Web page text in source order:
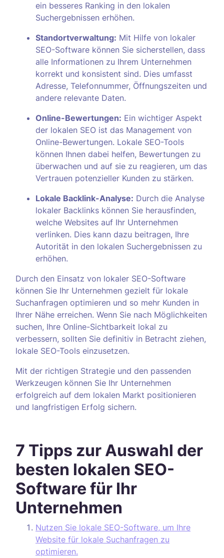
ein besseres Ranking in den lokalen
Suchergebnissen erhöhen.
Standortverwaltung: Mit Hilfe von lokaler
SEO-Software können Sie sicherstellen, dass
alle Informationen zu Ihrem Unternehmen
korrekt und konsistent sind. Dies umfasst
Adresse, Telefonnummer, Öffnungszeiten und
andere relevante Daten.
Online-Bewertungen: Ein wichtiger Aspekt
der lokalen SEO ist das Management von
Online-Bewertungen. Lokale SEO-Tools
können Ihnen dabei helfen, Bewertungen zu
überwachen und auf sie zu reagieren, um das
Vertrauen potenzieller Kunden zu stärken.
Lokale Backlink-Analyse: Durch die Analyse
lokaler Backlinks können Sie herausfinden,
welche Websites auf Ihr Unternehmen
verlinken. Dies kann dazu beitragen, Ihre
Autorität in den lokalen Suchergebnissen zu
erhöhen.
Durch den Einsatz von lokaler SEO-Software
können Sie Ihr Unternehmen gezielt für lokale
Suchanfragen optimieren und so mehr Kunden in
Ihrer Nähe erreichen. Wenn Sie nach Möglichkeiten
suchen, Ihre Online-Sichtbarkeit lokal zu
verbessern, sollten Sie definitiv in Betracht ziehen,
lokale SEO-Tools einzusetzen.
Mit der richtigen Strategie und den passenden
Werkzeugen können Sie Ihr Unternehmen
erfolgreich auf dem lokalen Markt positionieren
und langfristigen Erfolg sichern.
7 Tipps zur Auswahl der
besten lokalen SEO-
Software für Ihr
Unternehmen
Nutzen Sie lokale SEO-Software, um Ihre
Website für lokale Suchanfragen zu
optimieren.